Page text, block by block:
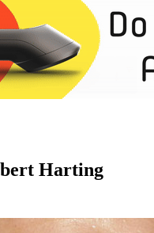
Harting